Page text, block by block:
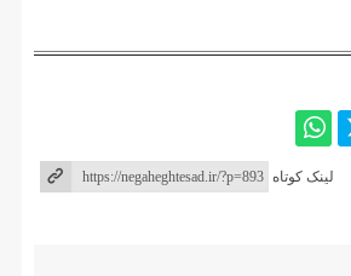
لینک کوتاه